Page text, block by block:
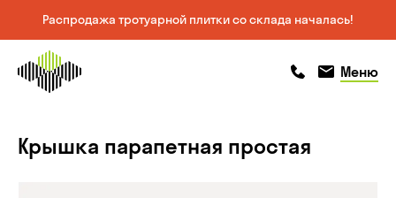
Распродажа тротуарной плитки со склада началась!
На главную
страницу
позвонить
позвонить
Меню
Крышка парапетная простая